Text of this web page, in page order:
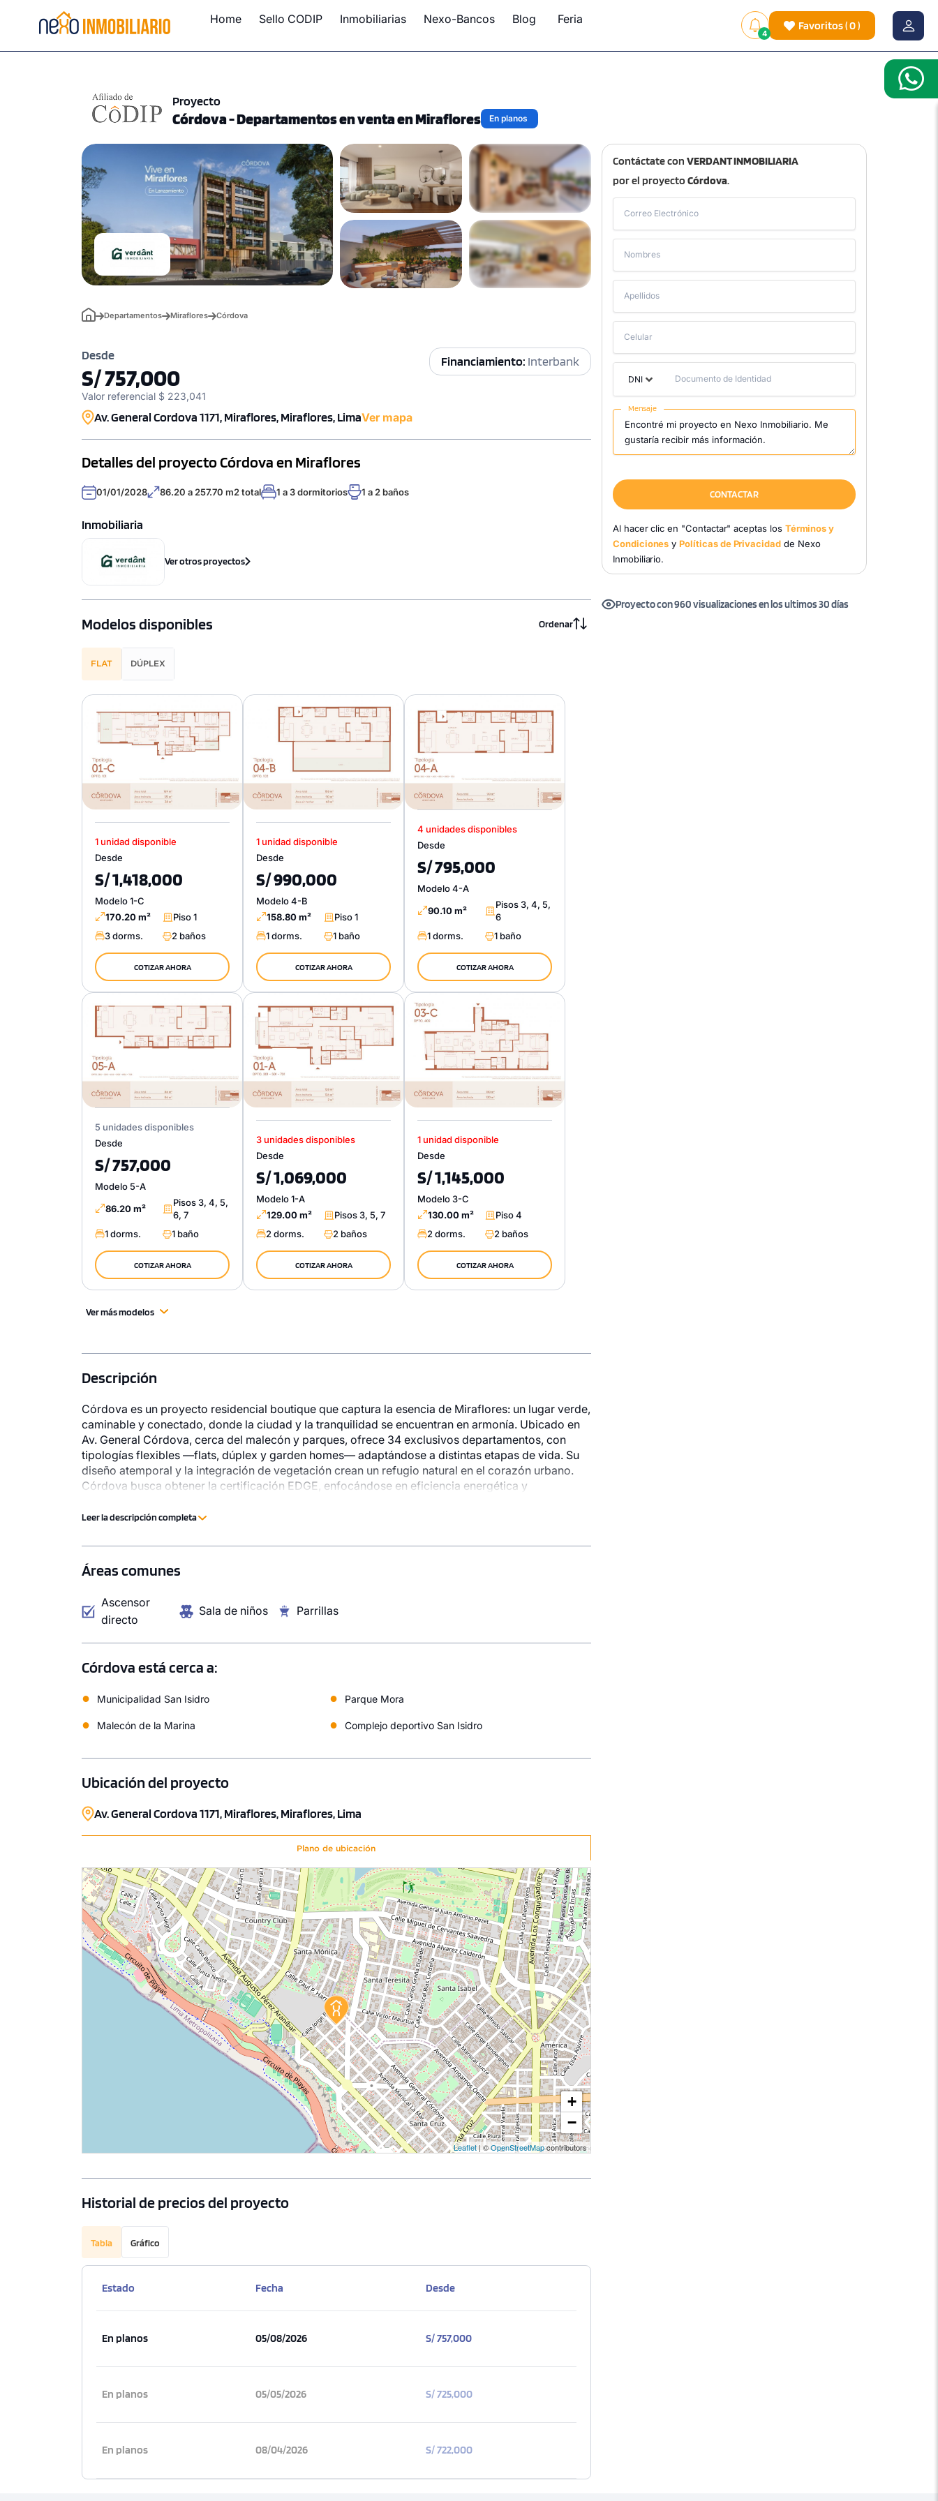
Home Sello CODIP Inmobiliarias Nexo-Bancos Blog Feria
4
Favoritos(0)
Proyecto
Córdova - Departamentos en venta en Miraflores En planos
Contáctate con VERDANT INMOBILIARIA
por el proyecto Córdova.
Correo Electrónico
Nombres
Apellidos
Celular
DNI Documento de Identidad
Mensaje
CONTACTAR
Al hacer clic en "Contactar" aceptas los Términos y
Condiciones yPolíticas de Privacidadde Nexo
Inmobiliario.
Proyecto con 960 visualizaciones en los ultimos 30 días
Departamentos Miraflores Córdova
Financiamiento: Interbank
Desde
S/ 757,000
Valor referencial $ 223,041
Av. General Cordova 1171, Miraflores, Miraflores, LimaVer mapa
Detalles del proyecto Córdova en Miraflores
01/01/2028 86.20 a 257.70 m2 total 1 a 3 dormitorios 1 a 2 baños
Inmobiliaria
Ver otros proyectos
Modelos disponibles Ordenar
FLAT DÚPLEX
1 unidad disponible
Desde
S/ 1,418,000
Modelo 1-C
170.20 m²
Piso 1
3 dorms.
2 baños
COTIZAR AHORA
1 unidad disponible
Desde
S/ 990,000
Modelo 4-B
158.80 m²
Piso 1
1 dorms.
1 baño
COTIZAR AHORA
4 unidades disponibles
Desde
S/ 795,000
Modelo 4-A
90.10 m²
Pisos 3, 4, 5,
6
1 dorms.
1 baño
COTIZAR AHORA
5 unidades disponibles
Desde
S/ 757,000
Modelo 5-A
86.20 m²
Pisos 3, 4, 5,
6, 7
1 dorms.
1 baño
COTIZAR AHORA
3 unidades disponibles
Desde
S/ 1,069,000
Modelo 1-A
129.00 m²
Pisos 3, 5, 7
2 dorms.
2 baños
COTIZAR AHORA
1 unidad disponible
Desde
S/ 1,145,000
Modelo 3-C
130.00 m²
Piso 4
2 dorms.
2 baños
COTIZAR AHORA
Ver más modelos
1 unidad disponible
Desde
120.50 m²
Piso 3
1 unidad disponible
Desde
257.70 m²
Piso 8
1 unidad disponible
Desde
172.60 m²
Piso 8
S/ 1,182,000
Modelo 2-B
2 dorms.
2 baños
Descripción
Córdova es un proyecto residencial boutique que captura la esencia de Miraflores: un lugar verde,
caminable y conectado, donde la ciudad y la tranquilidad se encuentran en armonía. Ubicado en
Av. General Córdova, cerca del malecón y parques, ofrece 34 exclusivos departamentos, con
tipologías flexibles —flats, dúplex y garden homes— adaptándose a distintas etapas de vida. Su
diseño atemporal y la integración de vegetación crean un refugio natural en el corazón urbano.
Córdova busca obtener la certificación EDGE, enfocándose en eficiencia energética y
Leer la descripción completa
Áreas comunes
Ascensor
directo
Sala de niños Parrillas
Córdova está cerca a:
● Municipalidad San Isidro ● Parque Mora
● Malecón de la Marina ● Complejo deportivo San Isidro
Ubicación del proyecto
Av. General Cordova 1171, Miraflores, Miraflores, Lima
Plano de ubicación
+
−
Leaflet | ©OpenStreetMapcontributors
Historial de precios del proyecto
Tabla Gráfico
Estado Fecha Desde
En planos 05/08/2026 S/ 757,000
En planos 05/05/2026 S/ 725,000
En planos 08/04/2026 S/ 722,000